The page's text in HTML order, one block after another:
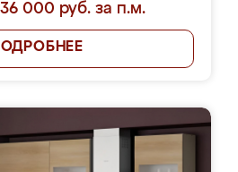
000 руб. за п.м.